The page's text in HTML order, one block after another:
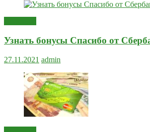
Узнать бонусы Спасибо от
27.11.2021 admin